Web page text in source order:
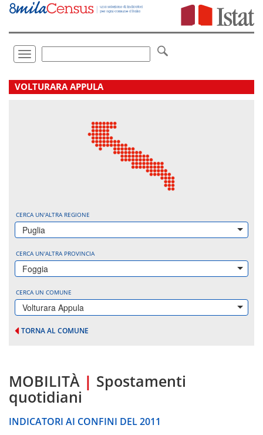
Vai
direttamente
Toggle
navigation
.
VOLTURARA APPULA
CERCA UN'ALTRA REGIONE
Puglia
CERCA UN'ALTRA PROVINCIA
Foggia
CERCA UN COMUNE
Volturara Appula
TORNA AL COMUNE
MOBILITÀ | Spostamenti
quotidiani
INDICATORI AI CONFINI DEL 2011